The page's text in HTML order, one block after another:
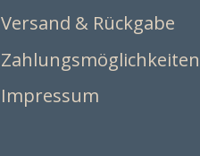
Versand & Rückgabe
Zahlungsmöglichkeiten
Impressum